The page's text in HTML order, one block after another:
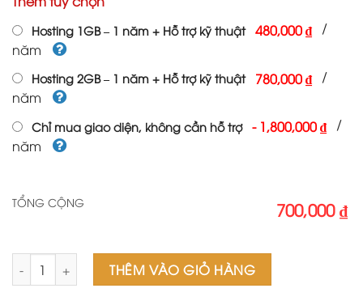
1,000,000 ₫.
là:
Hosting 1GB – 1 năm + Hỗ trợ kỹ thuật 480,000 ₫ /
năm
Hosting 2GB – 1 năm + Hỗ trợ kỹ thuật 780,000 ₫ /
năm
Chỉ mua giao diện, không cần hỗ trợ -1,800,000 ₫ /
năm
TỔNG CỘNG 700,000 ₫
Theme wordpress bất động sản 38 số lượng
THÊM VÀO GIỎ HÀNG